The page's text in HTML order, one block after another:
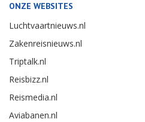
ONZE WEBSITES
Luchtvaartnieuws.nl
Zakenreisnieuws.nl
Triptalk.nl
Reisbizz.nl
Reismedia.nl
Aviabanen.nl